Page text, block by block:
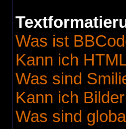
Was ist
Kann ich
Was sind
Kann ich
Was sind